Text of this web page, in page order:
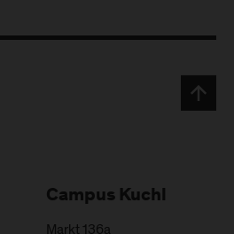
Campus Kuchl
Markt 136a